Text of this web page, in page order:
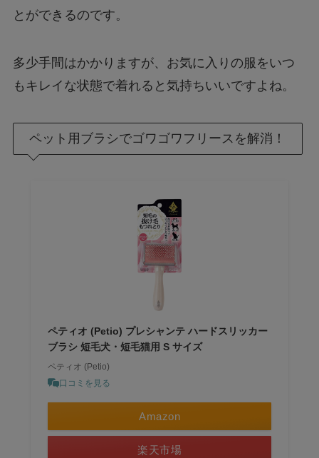
とができるのです。
多少手間はかかりますが、お気に入りの服をいつ
もキレイな状態で着れると気持ちいいですよね。
ペット用ブラシでゴワゴワフリースを解消！
ペティオ (Petio) プレシャンテ ハードスリッカー
ブラシ 短毛犬・短毛猫用 S サイズ
ペティオ (Petio)
口コミを見る
Amazon
楽天市場